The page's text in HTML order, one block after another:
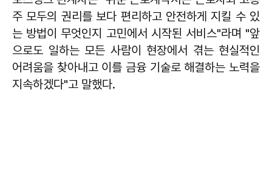
주 모두의 권리를 보다 편리하고 안전하게 지킬 수 있
는 방법이 무엇인지 고민에서 시작된 서비스"라며 "앞
으로도 일하는 모든 사람이 현장에서 겪는 현실적인
어려움을 찾아내고 이를 금융 기술로 해결하는 노력을
지속하겠다"고 말했다.